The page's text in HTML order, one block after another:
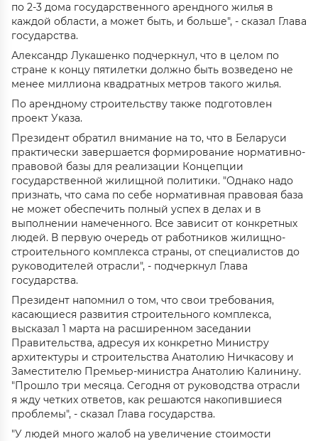
по 2-3 дома государственного арендного жилья в
каждой области, а может быть, и больше", - сказал Глава
государства.
Александр Лукашенко подчеркнул, что в целом по
стране к концу пятилетки должно быть возведено не
менее миллиона квадратных метров такого жилья.
По арендному строительству также подготовлен
проект Указа.
Президент обратил внимание на то, что в Беларуси
практически завершается формирование нормативно-
правовой базы для реализации Концепции
государственной жилищной политики. "Однако надо
признать, что сама по себе нормативная правовая база
не может обеспечить полный успех в делах и в
выполнении намеченного. Все зависит от конкретных
людей. В первую очередь от работников жилищно-
строительного комплекса страны, от специалистов до
руководителей отрасли", - подчеркнул Глава
государства.
Президент напомнил о том, что свои требования,
касающиеся развития строительного комплекса,
высказал 1 марта на расширенном заседании
Правительства, адресуя их конкретно Министру
архитектуры и строительства Анатолию Ничкасову и
Заместителю Премьер-министра Анатолию Калинину.
"Прошло три месяца. Сегодня от руководства отрасли
я жду четких ответов, как решаются накопившиеся
проблемы", - сказал Глава государства.
"У людей много жалоб на увеличение стоимости